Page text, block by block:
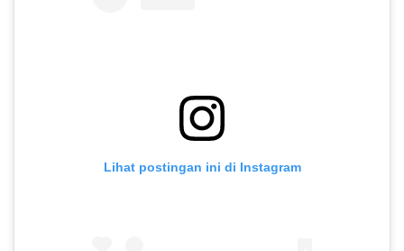
Lihat postingan ini di Instagram